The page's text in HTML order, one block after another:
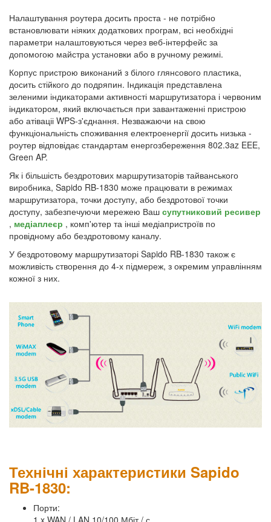
Налаштування роутера досить проста - не потрібно
встановлювати ніяких додаткових програм, всі необхідні
параметри налаштовуються через веб-інтерфейс за
допомогою майстра установки або в ручному режимі.
Корпус пристрою виконаний з білого глянсового пластика,
досить стійкого до подряпин. Індикація представлена
зеленими індикаторами активності маршрутизатора і червоним
індикатором, який включається при завантаженні пристрою
або атіваціі WPS-з'єднання. Незважаючи на свою
функціональність споживання електроенергії досить низька -
роутер відповідає стандартам енергозбереження 802.3az EEE,
Green AP.
Як і більшість бездротових маршрутизаторів тайванського
виробника, Sapido RB-1830 може працювати в режимах
маршрутизатора, точки доступу, або бездротової точки
доступу, забезпечуючи мережею Ваш супутниковий ресивер
, медіаплеєр , комп'ютер та інші медіапристроїв по
провідному або бездротовому каналу.
У бездротовому маршрутизаторі Sapido RB-1830 також є
можливість створення до 4-х підмереж, з окремим управлінням
кожної з них.
Технічні характеристики Sapido
RB-1830:
Порти: